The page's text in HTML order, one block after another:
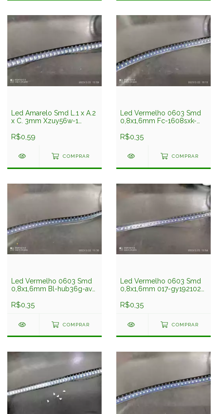
Led Amarelo Smd L.1 x A.2
x C. 3mm Xzuy56w-1
R$0,59
COMPRAR
Led Vermelho 0603 Smd
0,8x1,6mm Fc-1608sxk-
R$0,35
COMPRAR
Led Vermelho 0603 Smd
0,8x1,6mm Bl-hub36g-av-
R$0,35
COMPRAR
Led Vermelho 0603 Smd
0,8x1,6mm 017-gy192102-
R$0,35
COMPRAR